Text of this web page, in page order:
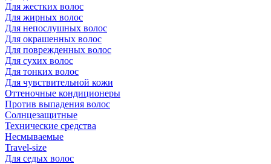
Для жестких волос
Для жирных волос
Для непослушных волос
Для окрашенных волос
Для поврежденных волос
Для сухих волос
Для тонких волос
Для чувствительной кожи
Оттеночные кондиционеры
Против выпадения волос
Солнцезащитные
Технические средства
Несмываемые
Travel-size
Для седых волос